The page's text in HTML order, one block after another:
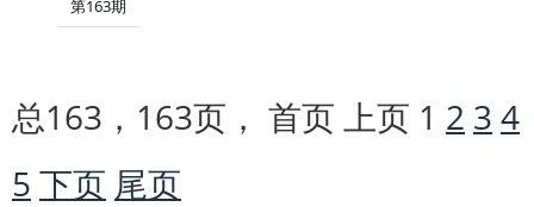
第163期
总163，163页， 首页 上页 1 2 3 4
5 下页 尾页